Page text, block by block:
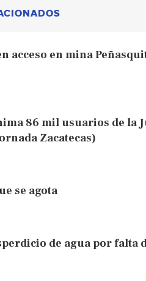
acceso en mina
86 mil usuarios de la
Zacatecas)
se agota
de agua por falta